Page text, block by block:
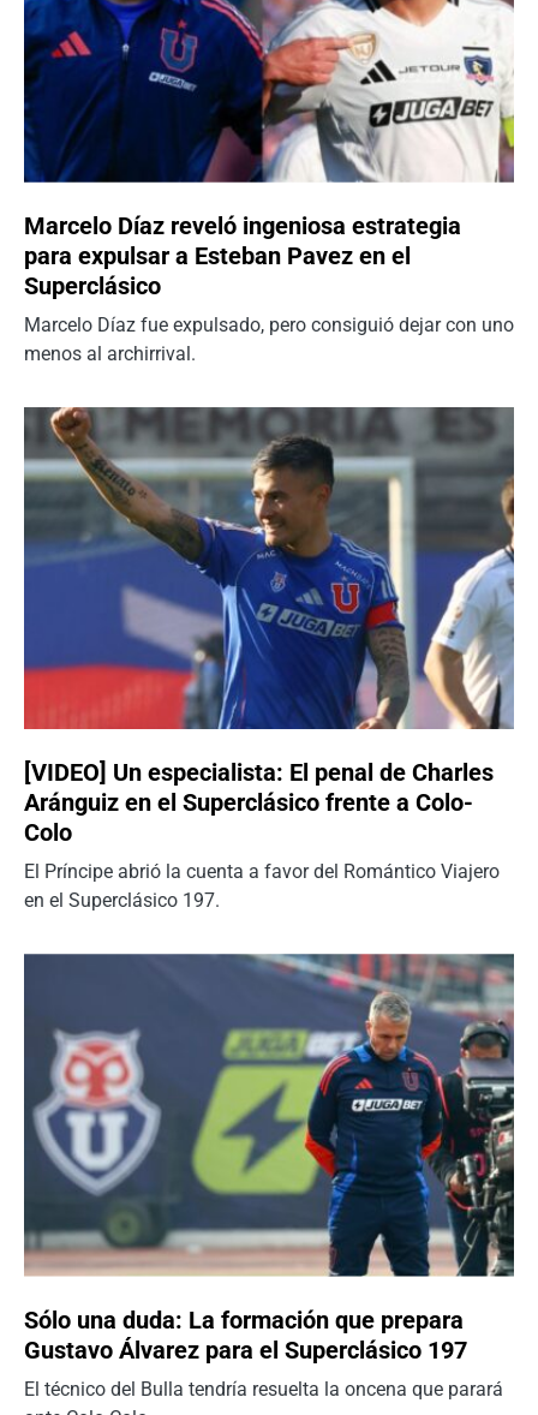
Marcelo Díaz reveló ingeniosa estrategia
para expulsar a Esteban Pavez en el
Superclásico
Marcelo Díaz fue expulsado, pero consiguió dejar con uno
menos al archirrival.
[VIDEO] Un especialista: El penal de Charles
Aránguiz en el Superclásico frente a Colo-
Colo
El Príncipe abrió la cuenta a favor del Romántico Viajero
en el Superclásico 197.
Sólo una duda: La formación que prepara
Gustavo Álvarez para el Superclásico 197
El técnico del Bulla tendría resuelta la oncena que parará